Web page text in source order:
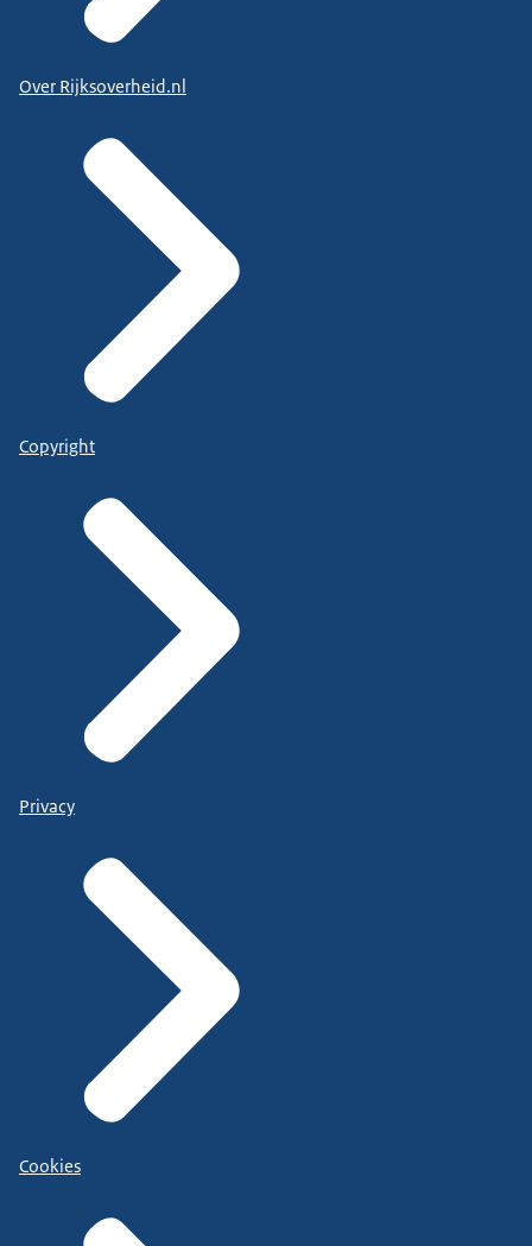
Over Rijksoverheid.nl
Copyright
Privacy
Cookies